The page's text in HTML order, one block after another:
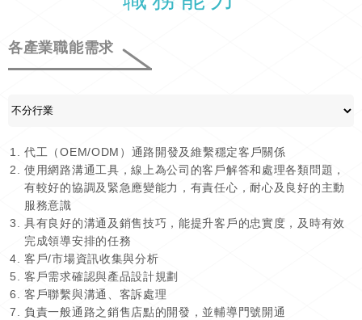
各產業職能需求
代工（OEM/ODM）通路開發及維繫穩定客戶關係
使用網路溝通工具，線上為公司的客戶解答和處理各類問題，
有較好的協調及緊急應變能力，有責任心，耐心及良好的主動
服務意識
具有良好的溝通及銷售技巧，能提升客戶的忠實度，及時有效
完成領導安排的任務
客戶/市場資訊收集與分析
客戶需求確認與產品設計規劃
客戶聯繫與溝通、客訴處理
負責一般通路之銷售店點的開發，並輔導門號開通